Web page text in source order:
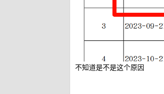
不知道是不是这个原因